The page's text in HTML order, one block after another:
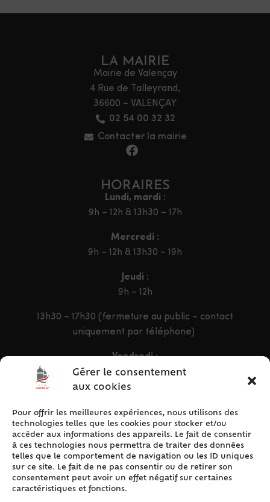
Gérer le consentement
aux cookies
Pour offrir les meilleures expériences, nous utilisons des
technologies telles que les cookies pour stocker et/ou
accéder aux informations des appareils. Le fait de consentir
à ces technologies nous permettra de traiter des données
telles que le comportement de navigation ou les ID uniques
sur ce site. Le fait de ne pas consentir ou de retirer son
consentement peut avoir un effet négatif sur certaines
caractéristiques et fonctions.
LA MAIRIE
Mairie de Valençay
4 Rue de Talleyrand,
36600 – VALENÇAY
02 54 00 32 32
Contacter la mairie
HORAIRES
Lundi, mardi :
9h – 12h & 13h30 – 17h
Mercredi :
9h – 12h & 13h30 – 19h
Jeudi :
9h – 12h
13h30 – 17h30 (fermeture au public – contact
uniquement par téléphone)
Vendredi :
9h – 12h & 13h30 – 16h30
ACCÈS RAPIDE
Accueil
Contact
Plan du site
Mentions légales